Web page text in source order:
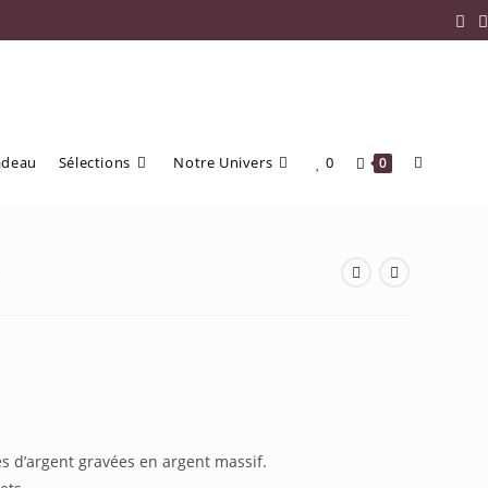
Sélections Notre Univers 0 0
gravées en argent massif.